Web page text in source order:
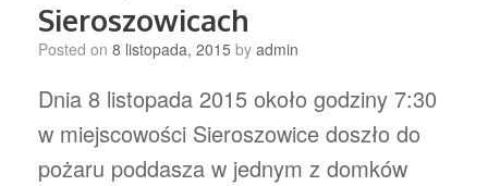
Sieroszowicach
Posted on 8 listopada, 2015 by admin
Dnia 8 listopada 2015 około godziny 7:30
w miejscowości Sieroszowice doszło do
pożaru poddasza w jednym z domków